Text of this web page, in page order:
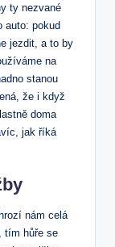
ty nezvané
auto: pokud
jezdit, a to by
na
stanou
že i když
doma
jak říká
nám celá
tím hůře se